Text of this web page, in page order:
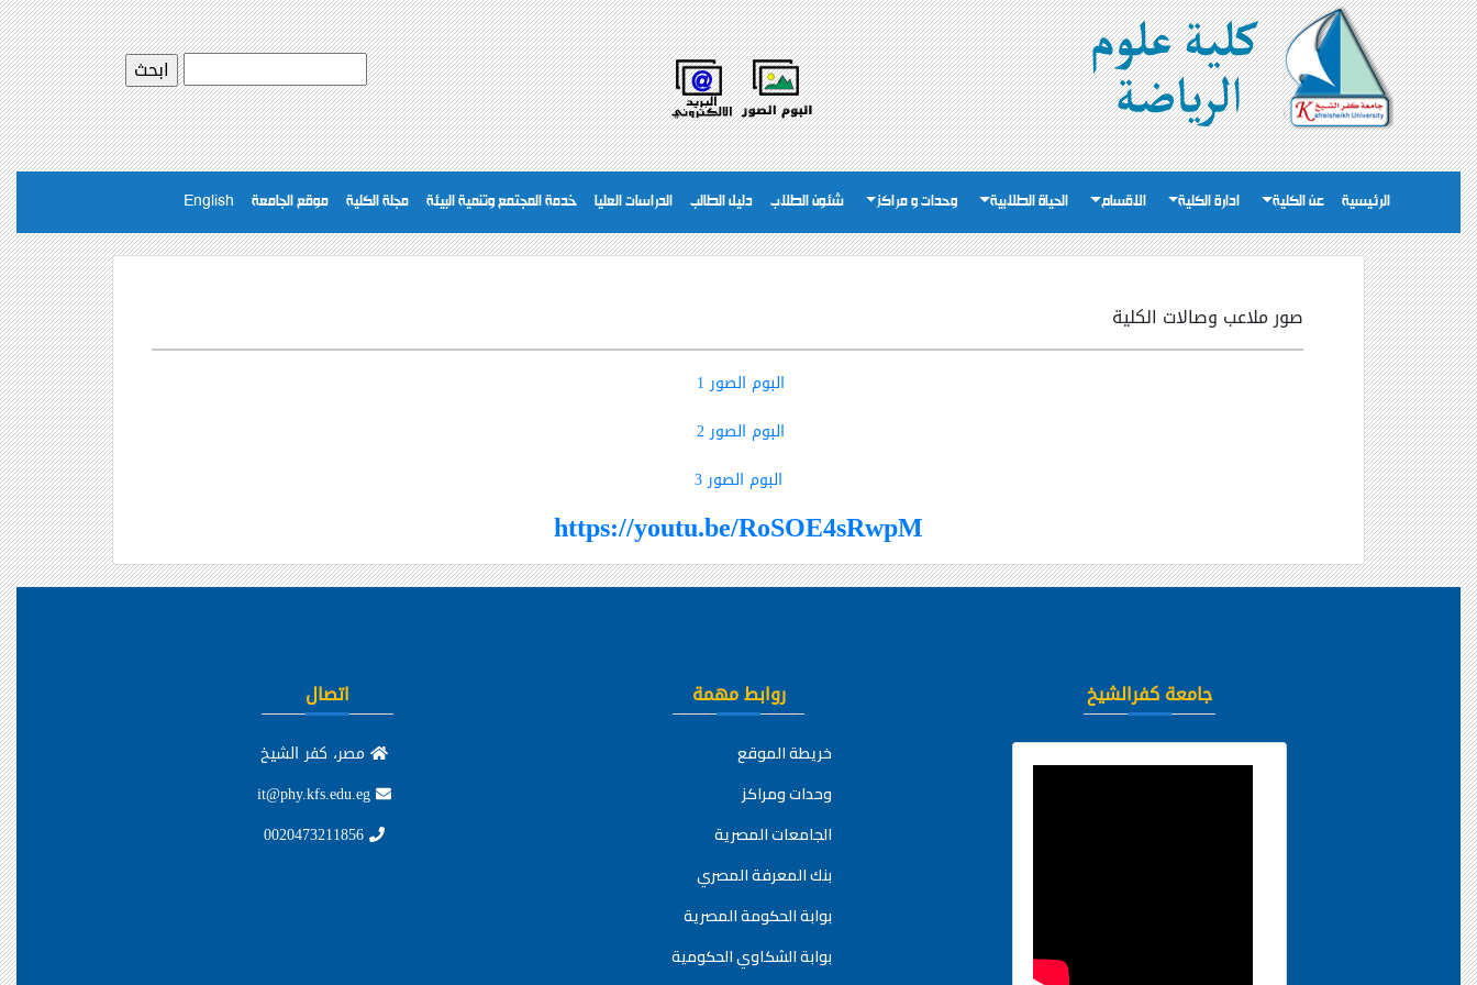
الرئيسية عن الكلية ادارة الكلية الاقسام الحياة الطلابية وحدات و مراكز شئون الطلاب دليل الطالب الدراسات العليا خدمة المجتمع وتنمية البيئة مجلة الكلية موقع الجامعة English
صور ملاعب وصالات الكلية
البوم الصور 1
البوم الصور 2
البوم الصور 3
https://youtu.be/RoSOE4sRwpM
جامعة كفرالشيخ روابط مهمة
خريطة الموقع
وحدات ومراكز
الجامعات المصرية
بنك المعرفة المصري
بوابة الحكومة المصرية
بوابة الشكاوي الحكومية
اتصال
مصر، كفر الشيخ